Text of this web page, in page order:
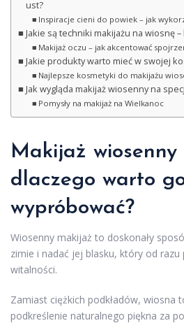
ust?
Inspiracje cieni do powiek – jak
Jakie są techniki makijażu na wiosnę
Makijaż oczu – jak akcentować
Jakie produkty warto mieć w swojej
Najlepsze kosmetyki do makijażu
Jak wygląda makijaż wiosenny na
Pomysły na makijaż na Wielkanoc
Makijaż
dlaczego warto
wypróbować?
Wiosenny makijaż to doskonały
zimie i nadać jej blasku, który od
witalności.
Zamiast ciężkich podkładów, wiosna
podkreślenie naturalnego piękna za